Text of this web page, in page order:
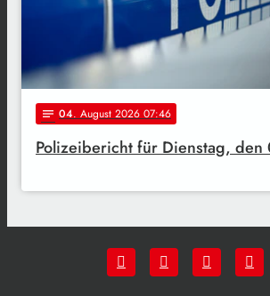
notes 04. August 2026 07:46
Polizeibericht für Dienstag,